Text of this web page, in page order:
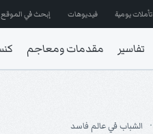
تأملات يومية فيديوهات إبحث في الموقع
تفاسير مقدمات ومعاجم
الشباب في عالم فاسد